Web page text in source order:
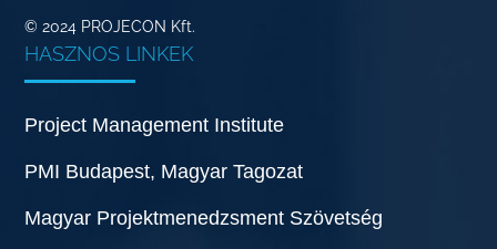
© 2024 PROJECON Kft.
HASZNOS LINKEK
Project Management Institute
PMI Budapest, Magyar Tagozat
Magyar Projektmenedzsment Szövetség